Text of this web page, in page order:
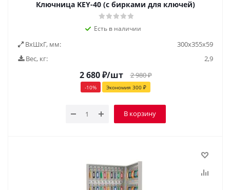
Ключница KEY-40 (с бирками для ключей)
Есть в наличии
ВxШxГ, мм:
300x355x59
Вес, кг:
2,9
2 680₽/шт 2 980₽
-10% Экономия 300 ₽
В корзину